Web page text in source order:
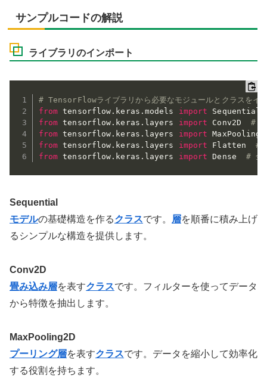
サンプルコードの解説
ライブラリのインポート
# TensorFlowライブラリから必要なモジュールとクラスをイ
from tensorflow . keras . models import
from tensorflow . keras . layers import Conv2D #
from tensorflow . keras . layers import
from tensorflow . keras . layers import Flatten #
from tensorflow . keras . layers import Dense # 全
Sequential
モデルの基礎構造を作るクラスです。 層を順番に積み上げ
るシンプルな構造を提供します。
Conv2D
畳み込み層を表すクラスです。フィルターを使ってデータ
から特徴を抽出します。
MaxPooling2D
プーリング層を表すクラスです。データを縮小して効率化
する役割を持ちます。